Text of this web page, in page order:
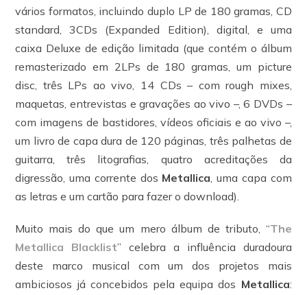
vários formatos, incluindo duplo LP de 180 gramas, CD
standard, 3CDs (Expanded Edition), digital, e uma
caixa Deluxe de edição limitada (que contém o álbum
remasterizado em 2LPs de 180 gramas, um picture
disc, três LPs ao vivo, 14 CDs – com rough mixes,
maquetas, entrevistas e gravações ao vivo –, 6 DVDs –
com imagens de bastidores, vídeos oficiais e ao vivo –,
um livro de capa dura de 120 páginas, três palhetas de
guitarra, três litografias, quatro acreditações da
digressão, uma corrente dos Metallica, uma capa com
as letras e um cartão para fazer o download).
Muito mais do que um mero álbum de tributo, “The
Metallica Blacklist” celebra a influência duradoura
deste marco musical com um dos projetos mais
ambiciosos já concebidos pela equipa dos Metallica: